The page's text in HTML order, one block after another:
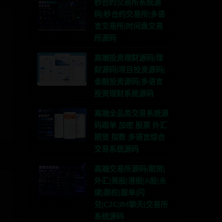
秒合约交易所系统源
码|秒合约交易所|多语
言交易所|时间盘交易
所源码
高端投资理财源码|理
财源码|项目投资源码|
金融投资源码|多语言
投资理财系统源码
高端全品类交易系统源
码跟单 加密 股票 外汇
期货 指数 多语言综合
交易系统源码
高端交易所源码|期货|
外汇|美股|港股|A股|永
续|期权|跟单|闪
兑|C2C|IM聊天|交易所
系统源码